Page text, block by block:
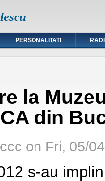
PERSONALITATI
la
din
on Fri, 05/
s-au